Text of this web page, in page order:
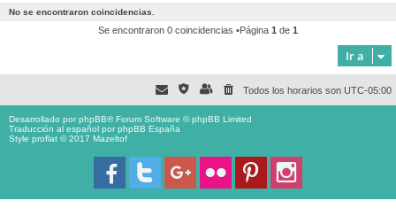
No se encontraron coincidencias.
Se encontraron 0 coincidencias •Página 1 de 1
Ir a
Todos los horarios son UTC-05:00
Desarrollado porphpBB® Forum Software © phpBB Limited
Traducción al español porphpBB España
Style proflat © 2017 Mazeltof